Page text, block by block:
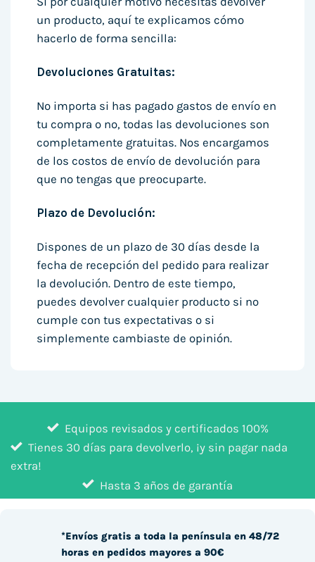
un producto, aquí te explicamos cómo
hacerlo de forma sencilla:
Devoluciones Gratuitas:
No importa si has pagado gastos de envío en
tu compra o no, todas las devoluciones son
completamente gratuitas. Nos encargamos
de los costos de envío de devolución para
que no tengas que preocuparte.
Plazo de Devolución:
Dispones de un plazo de 30 días desde la
fecha de recepción del pedido para realizar
la devolución. Dentro de este tiempo,
puedes devolver cualquier producto si no
cumple con tus expectativas o si
simplemente cambiaste de opinión.
Equipos revisados y certificados 100%
Tienes 30 días para devolverlo, ¡y sin pagar nada
extra!
Hasta 3 años de garantía
*Envíos gratis a toda la península en 48/72
horas en pedidos mayores a 90€